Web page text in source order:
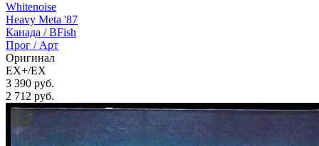
Whitenoise
Heavy Meta '87
Канада /BFish
Прог / Арт
Оригинал
EX+/EX
3 390 руб.
2 712 руб.